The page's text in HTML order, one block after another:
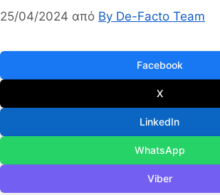
25/04/2024 από By De-Facto Team
Facebook
X
LinkedIn
WhatsApp
Viber